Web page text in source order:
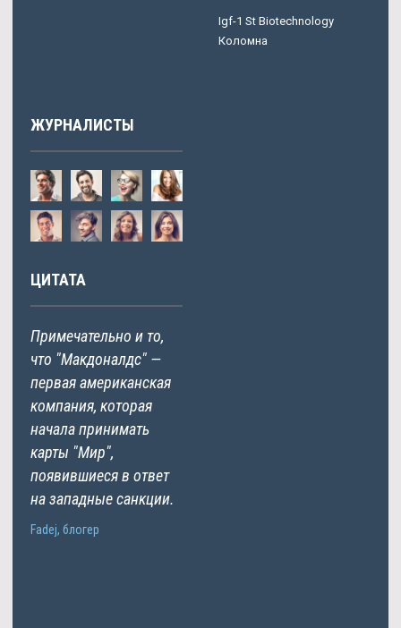
Igf-1 St Biotechnology
Коломна
ЖУРНАЛИСТЫ
ЦИТАТА
Примечательно и то,
что "Макдоналдс" —
первая американская
компания, которая
начала принимать
карты "Мир",
появившиеся в ответ
на западные санкции.
Fadej, блогер